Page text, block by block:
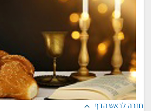
חזרה לראש הדף